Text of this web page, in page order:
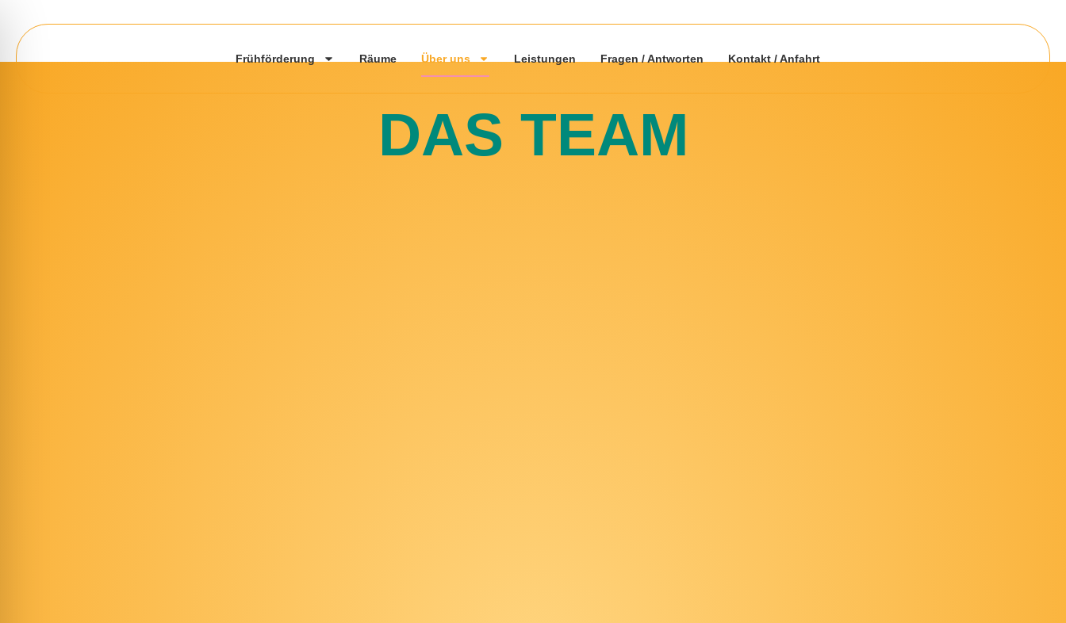
Frühförderung Räume Über uns Leistungen Fragen / Antworten Kontakt / Anfahrt
DAS TEAM